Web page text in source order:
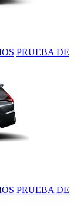
PRUEBA DE
PRUEBA DE